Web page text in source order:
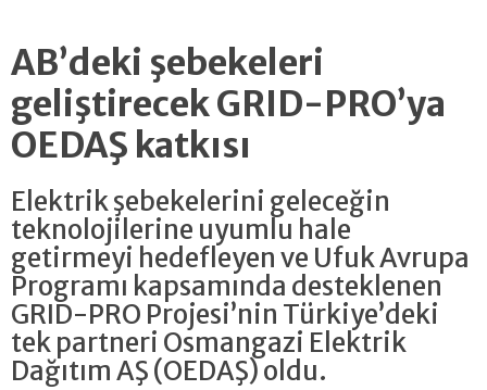
AB’deki şebekeleri
geliştirecek GRID-PRO’ya
OEDAŞ katkısı
Elektrik şebekelerini geleceğin
teknolojilerine uyumlu hale
getirmeyi hedefleyen ve Ufuk Avrupa
Programı kapsamında desteklenen
GRID-PRO Projesi’nin Türkiye’deki
tek partneri Osmangazi Elektrik
Dağıtım AŞ (OEDAŞ) oldu.